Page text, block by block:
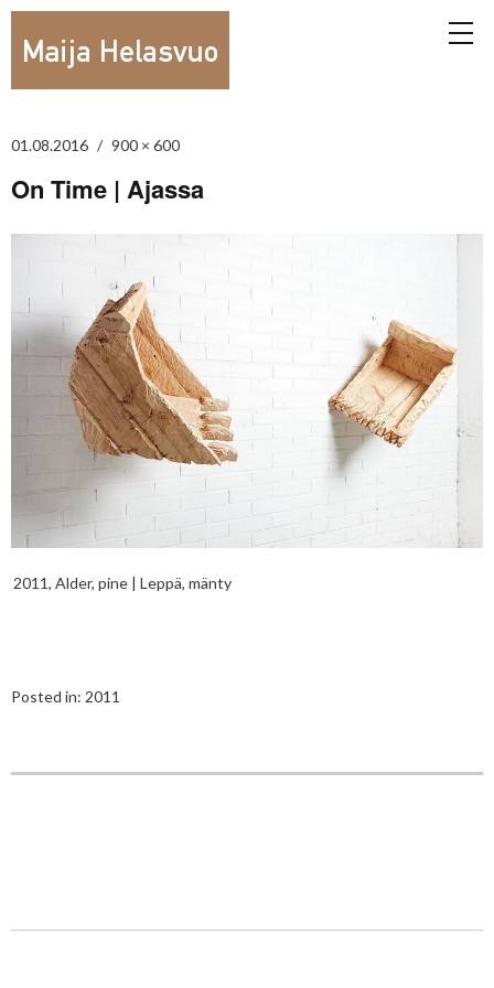
01.08.2016 900 × 600
On Time | Ajassa
2011, Alder, pine | Leppä, mänty
Posted in: 2011